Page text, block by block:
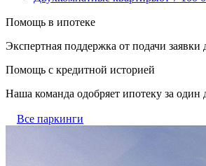
Помощь в ипотеке
Экспертная поддержка от подачи заявки
Помощь с кредитной историей
Наша команда одобряет ипотеку за один
Все паркинги